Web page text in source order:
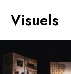
Visuels